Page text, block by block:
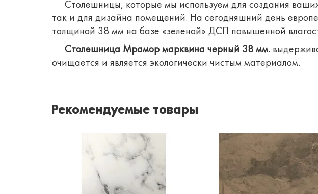
Столешницы, которые мы используем для создания
так и для дизайна помещений. На сегодняшний день
толщиной 38 мм на базе «зеленой» ДСП повышенной
Столешница Мрамор марквина черный 38 мм.
очищается и является экологически чистым материалом.
Рекомендуемые товары